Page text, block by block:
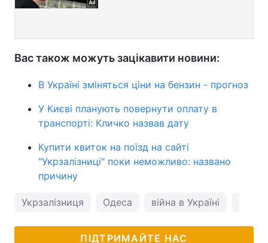
Вас також можуть зацікавити новини:
В Україні зміняться ціни на бензин - прогноз
У Києві планують повернути оплату в
транспорті: Кличко назвав дату
Купити квиток на поїзд на сайті
"Укрзалізниці" поки неможливо: названо
причину
Укрзалізниця Одеса війна в Україні
ПІДТРИМАЙТЕ НАС